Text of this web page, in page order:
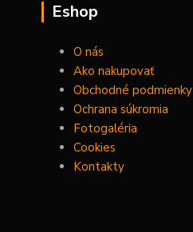
Eshop
O nás
Ako nakupovať
Obchodné podmienky
Ochrana súkromia
Fotogaléria
Cookies
Kontakty